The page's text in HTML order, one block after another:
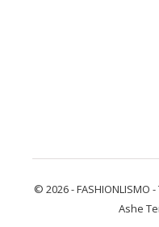
© 2026 - FASHIONLISMO -
Ashe